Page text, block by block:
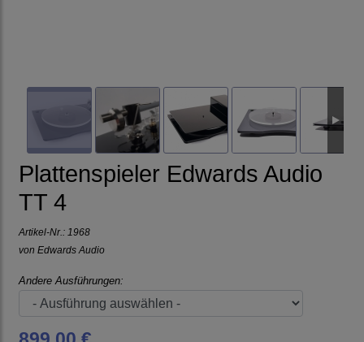
Plattenspieler Edwards Audio
TT 4
Artikel-Nr.: 1968
von Edwards Audio
Andere Ausführungen: